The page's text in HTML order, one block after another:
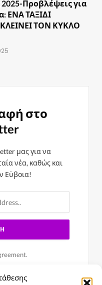
Προβλέψεις για
ΕΝΑ ΤΑΞΙΔΙ
ΤΟΝ ΚΥΚΛΟ
στο
μας για να
νέα, καθώς και
Εϋβοια!